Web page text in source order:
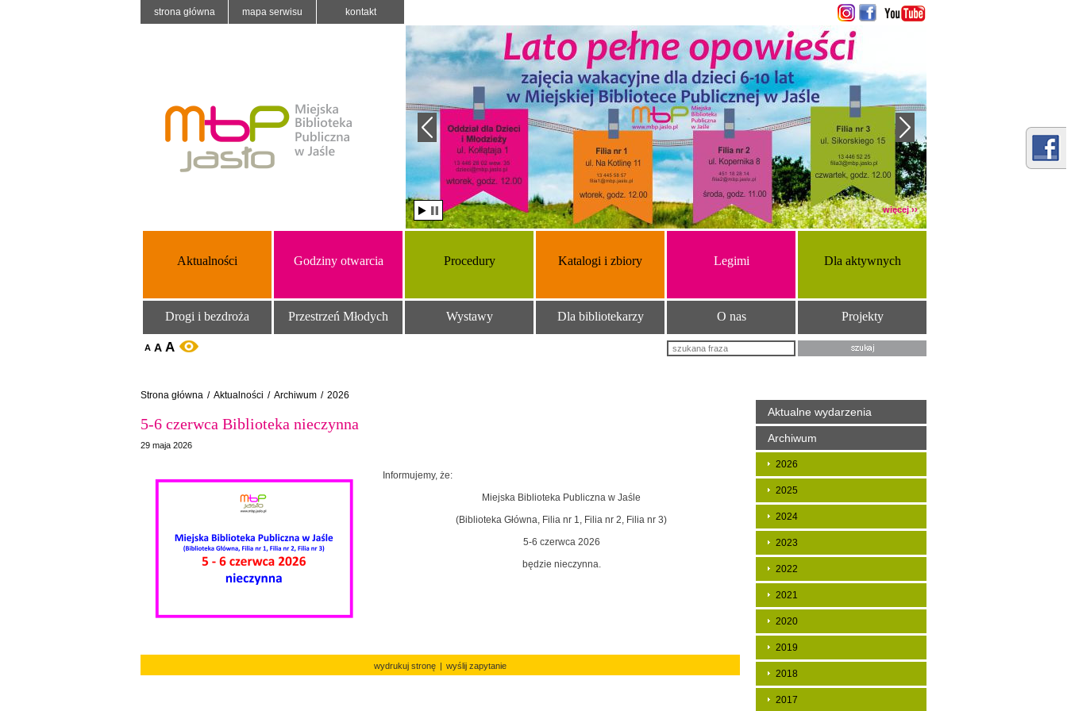
strona główna mapa serwisu kontakt
więcej ››
Aktualności Godziny otwarcia Procedury Katalogi i zbiory Legimi Dla aktywnych
Drogi i bezdroża Przestrzeń Młodych Wystawy Dla bibliotekarzy O nas Projekty
A A A WERSJA KONTRASTOWA
Strona główna / Aktualności / Archiwum / 2026
5-6 czerwca Biblioteka nieczynna
29 maja 2026
Informujemy, że:
Miejska Biblioteka Publiczna w Jaśle
(Biblioteka Główna, Filia nr 1, Filia nr 2, Filia nr 3)
5-6 czerwca 2026
będzie nieczynna.
wydrukuj stronę | wyślij zapytanie
Aktualne wydarzenia
Archiwum
2026
2025
2024
2023
2022
2021
2020
2019
2018
2017